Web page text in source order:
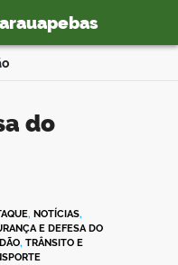
, NOTÍCIAS,
E DEFESA DO
, TRÂNSITO E